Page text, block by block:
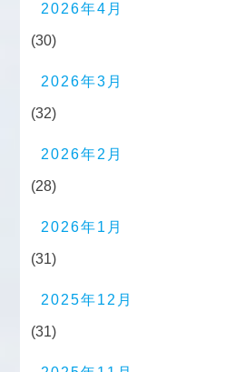
2026年4月
(30)
2026年3月
(32)
2026年2月
(28)
2026年1月
(31)
2025年12月
(31)